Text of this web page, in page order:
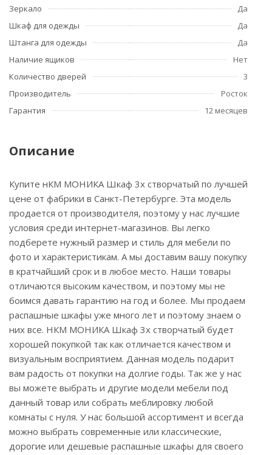
Зеркало
Да
Шкаф для одежды
Да
Штанга для одежды
Да
Наличие ящиков
Нет
Количество дверей
3
Производитель
Росток
Гарантия
12 месяцев
Описание
Купите нКМ МОНИКА Шкаф 3х створчатый по лучшей
цене от фабрики в Санкт-Петербурге. Эта модель
продается от производителя, поэтому у нас лучшие
условия среди интернет-магазинов. Вы легко
подберете нужный размер и стиль для мебели по
фото и характеристикам. А мы доставим вашу покупку
в кратчайший срок и в любое место. Наши товары
отличаются высоким качеством, и поэтому мы не
боимся давать гарантию на год и более. Мы продаем
распашные шкафы уже много лет и поэтому знаем о
них все. НКМ МОНИКА Шкаф 3х створчатый будет
хорошей покупкой так как отличается качеством и
визуальным восприятием. Данная модель подарит
вам радость от покупки на долгие годы. Так же у нас
вы можете выбрать и другие модели мебели под
данный товар или собрать меблировку любой
комнаты с нуля. У нас большой ассортимент и всегда
можно выбрать современные или классические,
дорогие или дешевые распашные шкафы для своего